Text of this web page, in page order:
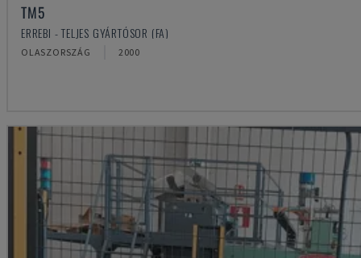
TM5
ERREBI - TELJES GYÁRTÓSOR (FA)
OLASZORSZÁG 2000